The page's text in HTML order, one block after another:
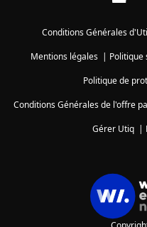
Conditions Générales
Mentions légales| Politique
Politique de
Conditions Générales de l'offre
Gérer Utiq |